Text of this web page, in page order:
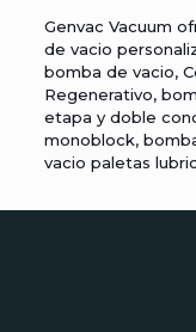
Genvac Vacuum
de vacio
bomba de vacio,
Regenerativo,
etapa y doble
monoblock,
vacio paletas